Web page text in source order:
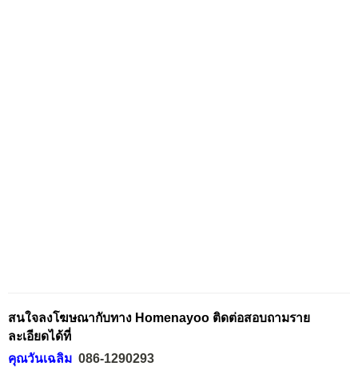
สนใจลงโฆษณากับทาง Homenayoo ติดต่อสอบถามราย
ละเอียดได้ที่
คุณวันเฉลิม 086-1290293